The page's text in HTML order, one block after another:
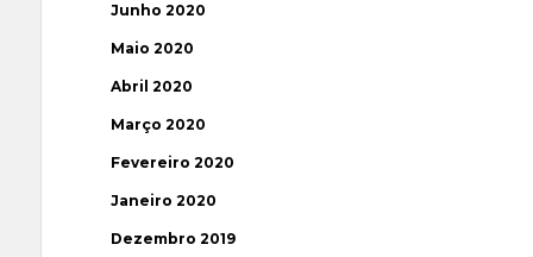
Junho 2020
Maio 2020
Abril 2020
Março 2020
Fevereiro 2020
Janeiro 2020
Dezembro 2019